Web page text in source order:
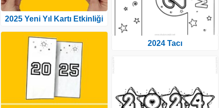
2025 Yeni Yıl Kartı Etkinliği
2024 Tacı